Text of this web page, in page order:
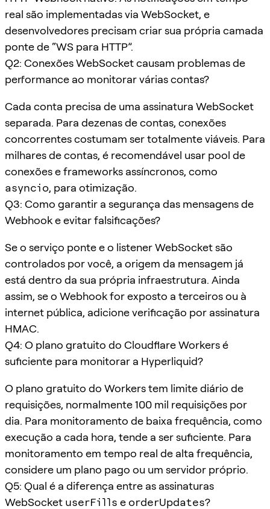
real são implementadas via WebSocket, e
desenvolvedores precisam criar sua própria camada
ponte de “WS para HTTP”.
Q2: Conexões WebSocket causam problemas de
performance ao monitorar várias contas?
Cada conta precisa de uma assinatura WebSocket
separada. Para dezenas de contas, conexões
concorrentes costumam ser totalmente viáveis. Para
milhares de contas, é recomendável usar pool de
conexões e frameworks assíncronos, como
asyncio, para otimização.
Q3: Como garantir a segurança das mensagens de
Webhook e evitar falsificações?
Se o serviço ponte e o listener WebSocket são
controlados por você, a origem da mensagem já
está dentro da sua própria infraestrutura. Ainda
assim, se o Webhook for exposto a terceiros ou à
internet pública, adicione verificação por assinatura
HMAC.
Q4: O plano gratuito do Cloudflare Workers é
suficiente para monitorar a Hyperliquid?
O plano gratuito do Workers tem limite diário de
requisições, normalmente 100 mil requisições por
dia. Para monitoramento de baixa frequência, como
execução a cada hora, tende a ser suficiente. Para
monitoramento em tempo real de alta frequência,
considere um plano pago ou um servidor próprio.
Q5: Qual é a diferença entre as assinaturas
WebSocket userFills e orderUpdates?